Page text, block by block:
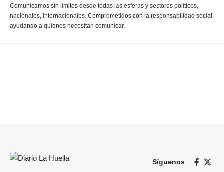
Comunicamos sin límites desde todas las esferas y sectores políticos,
nacionales, internacionales. Comprometidos con la responsabilidad social,
ayudando a quienes necesitan comunicar.
Síguenos